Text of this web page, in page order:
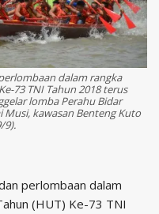
dalam rangka
73 TNI Tahun 2018 terus
lomba Perahu Bidar
Musi, kawasan Benteng Kuto
9).
perlombaan dalam
(HUT) Ke-73 TNI